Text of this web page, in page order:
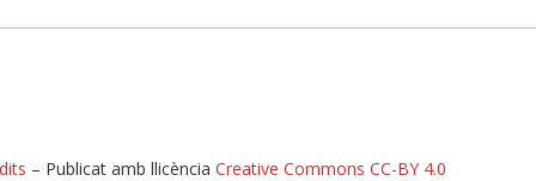
– Publicat amb llicència Creative Commons CC-BY 4.0